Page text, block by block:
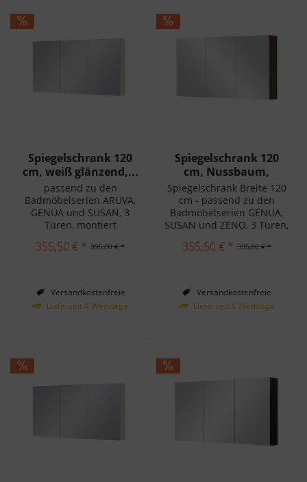
Spiegelschrank 120
cm, weiß glänzend,...
passend zu den
Badmöbelserien ARUVA,
GENUA und SUSAN, 3
Türen, montiert
395,00 € *
355,50 € *
Versandkostenfreie
Lieferung in Deutschland!
Lieferzeit 4 Werktage
Spiegelschrank 120
cm, Nussbaum,
montagefertig
Spiegelschrank Breite 120
cm - passend zu den
Badmöbelserien GENUA,
SUSAN und ZENO, 3 Türen,
395,00 € *
355,50 € *
Versandkostenfreie
Lieferung in Deutschland!
Lieferzeit 4 Werktage